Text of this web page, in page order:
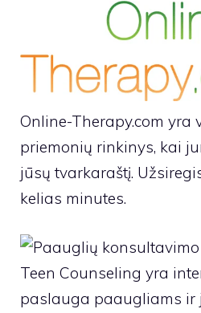
Online-Therapy.com yra
priemonių rinkinys, kai
jūsų tvarkaraštį.
kelias minutes.
Teen Counseling yra
paslauga paaugliams ir